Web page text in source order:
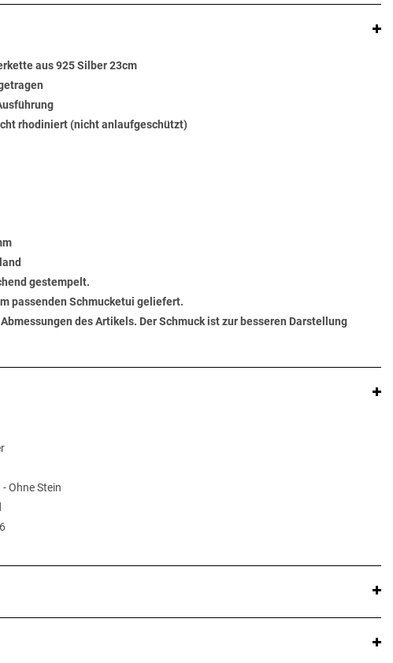
aus 925 Silber 23cm
rhodiniert (nicht anlaufgeschützt)
gestempelt.
passenden Schmucketui geliefert.
des Artikels. Der Schmuck ist zur besseren Darstellung
- Ohne Stein